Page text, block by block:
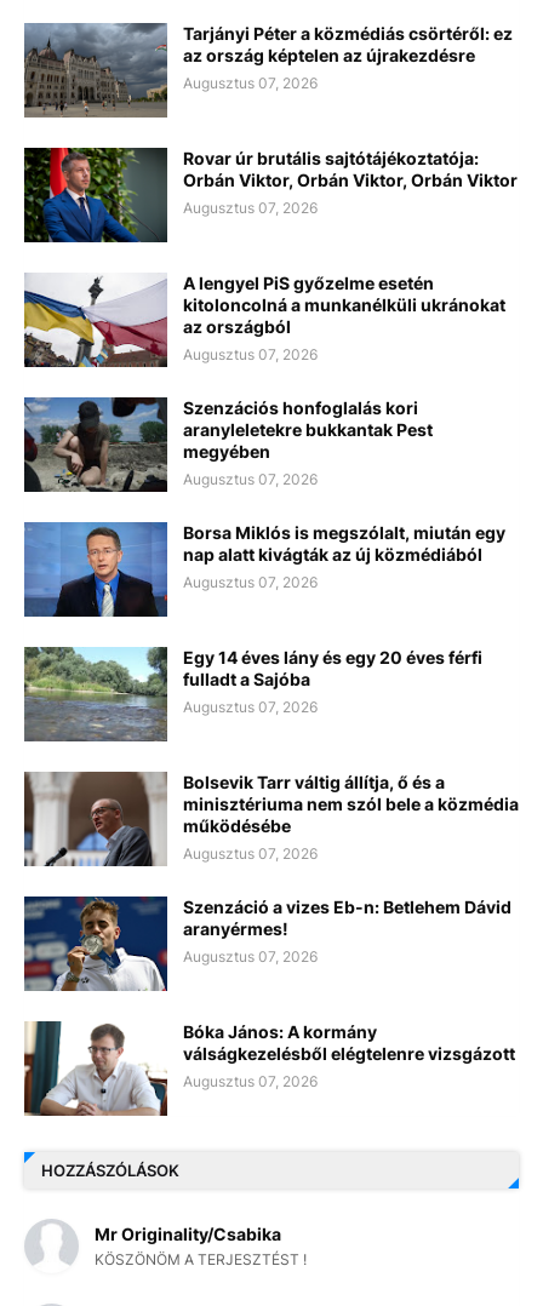
Tarjányi Péter a közmédiás csörtéről: ez
az ország képtelen az újrakezdésre
Augusztus 07, 2026
Rovar úr brutális sajtótájékoztatója:
Orbán Viktor, Orbán Viktor, Orbán Viktor
Augusztus 07, 2026
A lengyel PiS győzelme esetén
kitoloncolná a munkanélküli ukránokat
az országból
Augusztus 07, 2026
Szenzációs honfoglalás kori
aranyleletekre bukkantak Pest
megyében
Augusztus 07, 2026
Borsa Miklós is megszólalt, miután egy
nap alatt kivágták az új közmédiából
Augusztus 07, 2026
Egy 14 éves lány és egy 20 éves férfi
fulladt a Sajóba
Augusztus 07, 2026
Bolsevik Tarr váltig állítja, ő és a
minisztériuma nem szól bele a közmédia
működésébe
Augusztus 07, 2026
Szenzáció a vizes Eb-n: Betlehem Dávid
aranyérmes!
Augusztus 07, 2026
Bóka János: A kormány
válságkezelésből elégtelenre vizsgázott
Augusztus 07, 2026
HOZZÁSZÓLÁSOK
Mr Originality/Csabika
KÖSZÖNÖM A TERJESZTÉST !